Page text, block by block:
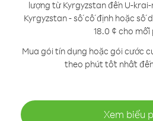
lượng từ Kyrgyzstan đến U-krai-
Kyrgyzstan - số cố định hoặc số
18.0 ¢ cho mỗi
Mua gói tín dụng hoặc gói cước
theo phút tốt nhất
Xem biểu